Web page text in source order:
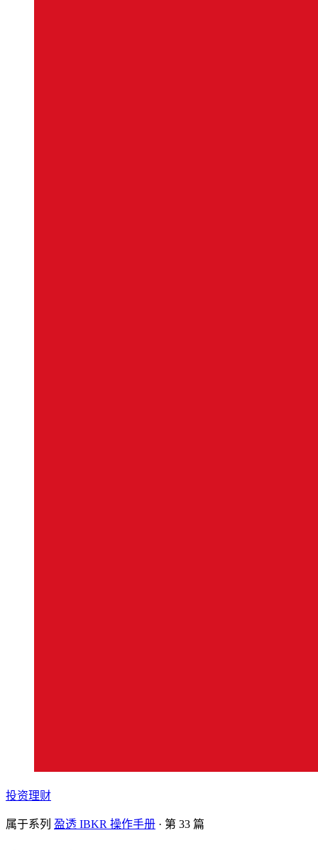
投资理财
属于系列 盈透 IBKR 操作手册 · 第 33 篇